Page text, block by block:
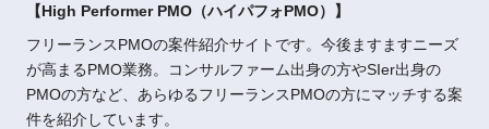
【High Performer PMO（ハイパフォPMO）】
フリーランスPMOの案件紹介サイトです。今後ますますニーズ
が高まるPMO業務。コンサルファーム出身の方やSIer出身の
PMOの方など、あらゆるフリーランスPMOの方にマッチする案
件を紹介しています。